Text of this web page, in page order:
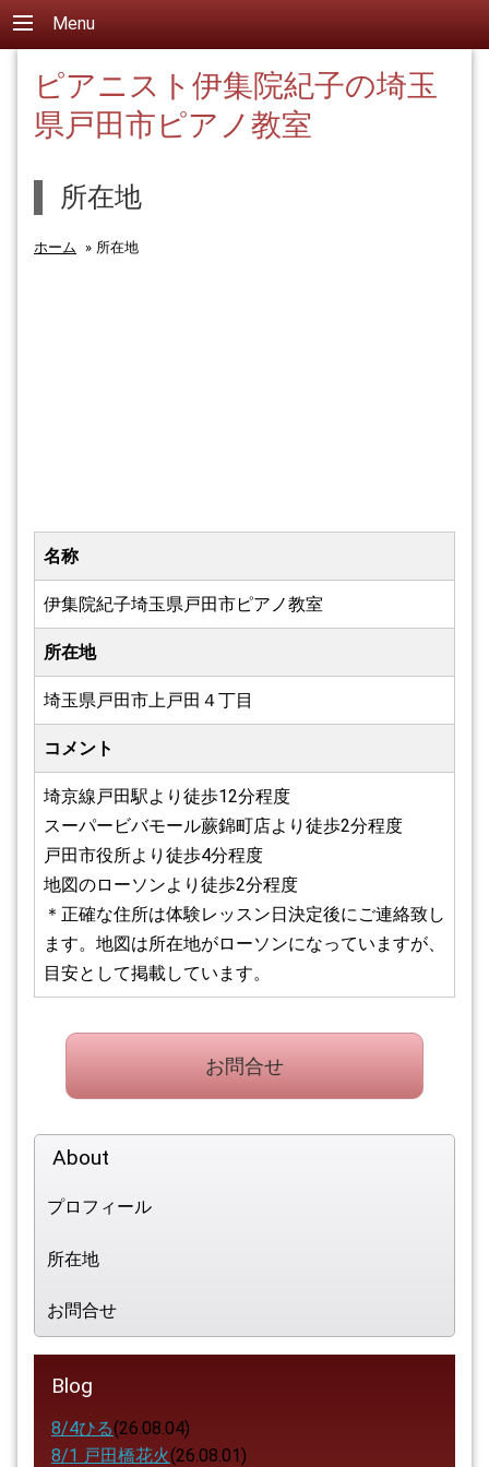
Menu
ピアニスト伊集院紀子の埼玉
県戸田市ピアノ教室
所在地
ホーム » 所在地
名称
伊集院紀子埼玉県戸田市ピアノ教室
所在地
埼玉県戸田市上戸田４丁目
コメント
埼京線戸田駅より徒歩12分程度
スーパービバモール蕨錦町店より徒歩2分程度
戸田市役所より徒歩4分程度
地図のローソンより徒歩2分程度
＊正確な住所は体験レッスン日決定後にご連絡致し
ます。地図は所在地がローソンになっていますが、
目安として掲載しています。
お問合せ
About
プロフィール
所在地
お問合せ
Blog
8/4ひる(26.08.04)
8/1 戸田橋花火(26.08.01)